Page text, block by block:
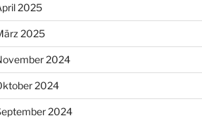
2025
2025
2024
2024
2024